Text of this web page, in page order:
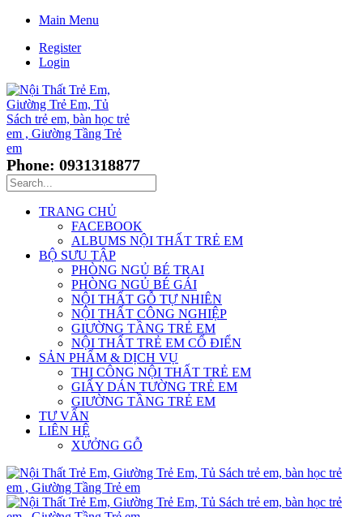
Main Menu
Register
Login
Phone: 0931318877
TRANG CHỦ
FACEBOOK
ALBUMS NỘI THẤT TRẺ EM
BỘ SƯU TẬP
PHÒNG NGỦ BÉ TRAI
PHÒNG NGỦ BÉ GÁI
NỘI THẤT GỖ TỰ NHIÊN
NỘI THẤT CÔNG NGHIỆP
GIƯỜNG TẦNG TRẺ EM
NỘI THẤT TRẺ EM CỔ ĐIỂN
SẢN PHẨM & DỊCH VỤ
THI CÔNG NỘI THẤT TRẺ EM
GIẤY DÁN TƯỜNG TRẺ EM
GIƯỜNG TẦNG TRẺ EM
TƯ VẤN
LIÊN HỆ
XƯỞNG GỖ